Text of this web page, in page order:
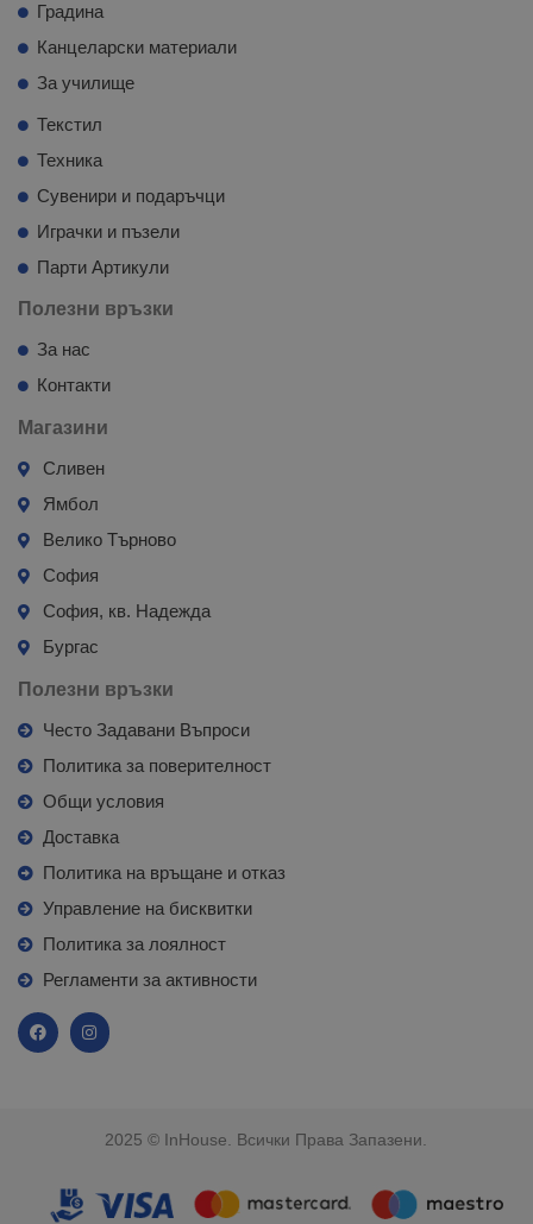
Градина
Канцеларски материали
За училище
Текстил
Техника
Сувенири и подаръчци
Играчки и пъзели
Парти Артикули
Полезни връзки
За нас
Контакти
Магазини
Сливен
Ямбол
Велико Търново
София
София, кв. Надежда
Бургас
Полезни връзки
Често Задавани Въпроси
Политика за поверителност
Общи условия
Доставка
Политика на връщане и отказ
Управление на бисквитки
Политика за лоялност
Регламенти за активности
2025 © InHouse. Всички Права Запазени.